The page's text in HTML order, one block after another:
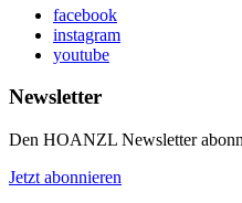
facebook
instagram
youtube
Newsletter
Den HOANZL Newsletter
Jetzt abonnieren